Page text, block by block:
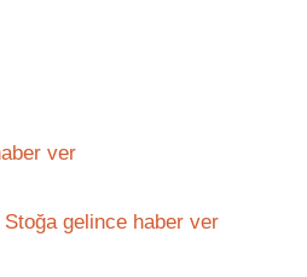
ver
Stoğa gelince haber ver